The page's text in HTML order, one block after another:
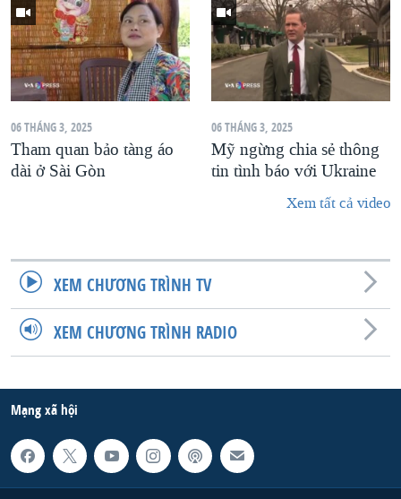
06 THÁNG 3, 2025
Tham quan bảo tàng áo
dài ở Sài Gòn
06 THÁNG 3, 2025
Mỹ ngừng chia sẻ thông
tin tình báo với Ukraine
Xem tất cả video
XEM CHƯƠNG TRÌNH TV
XEM CHƯƠNG TRÌNH RADIO
Mạng xã hội